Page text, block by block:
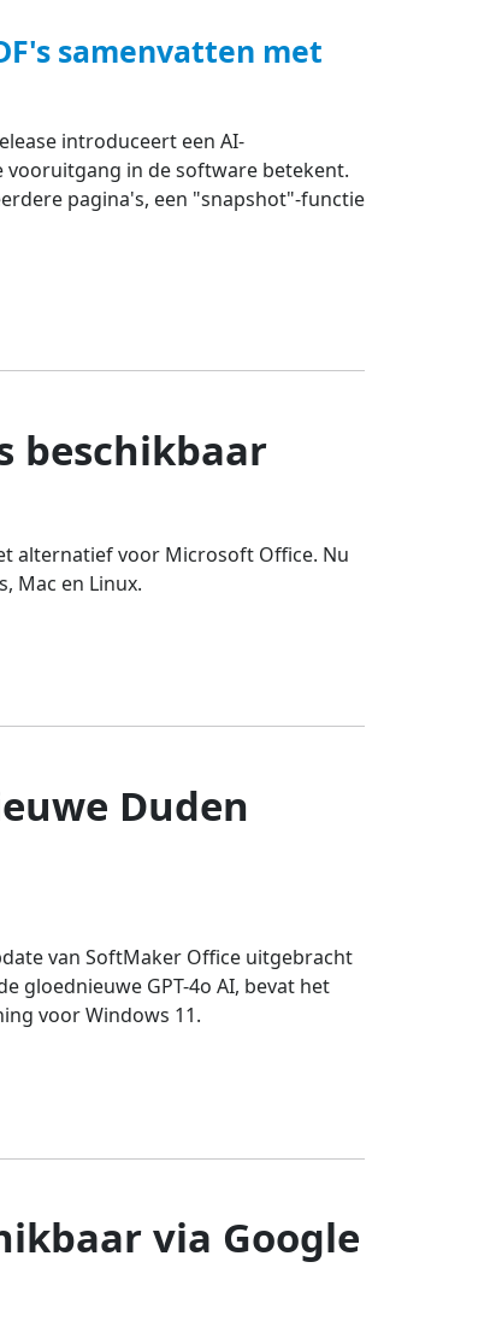
samenvatten met
introduceert een AI-
vooruitgang in de software betekent.
pagina's, een "snapshot"-functie
beschikbaar
alternatief voor Microsoft Office. Nu
Mac en Linux.
Duden
van SoftMaker Office uitgebracht
gloednieuwe GPT-4o AI, bevat het
voor Windows 11.
via Google